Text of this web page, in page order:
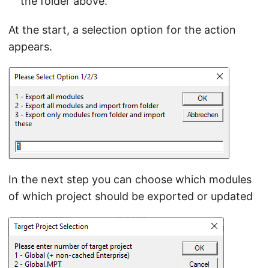
At the start, a selection option for the action
appears.
In the next step you can choose which modules
of which project should be exported or updated